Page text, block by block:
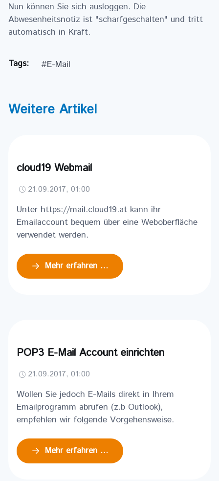
Nun können Sie sich ausloggen. Die
Abwesenheitsnotiz ist "scharfgeschalten" und tritt
automatisch in Kraft.
Tags: #E-Mail
Weitere Artikel
cloud19 Webmail
21.09.2017, 01:00
Unter https://mail.cloud19.at kann ihr
Emailaccount bequem über eine Weboberfläche
verwendet werden.
Mehr erfahren …
POP3 E-Mail Account einrichten
21.09.2017, 01:00
Wollen Sie jedoch E-Mails direkt in Ihrem
Emailprogramm abrufen (z.b Outlook),
empfehlen wir folgende Vorgehensweise.
Mehr erfahren …